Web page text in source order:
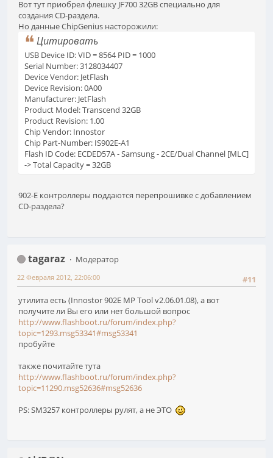
Вот тут приобрел флешку JF700 32GB специально для
создания CD-раздела.
Но данные ChipGenius насторожили:
Цитировать
USB Device ID: VID = 8564 PID = 1000
Serial Number: 3128034407
Device Vendor: JetFlash
Device Revision: 0A00
Manufacturer: JetFlash
Product Model: Transcend 32GB
Product Revision: 1.00
Chip Vendor: Innostor
Chip Part-Number: IS902E-A1
Flash ID Code: ECDED57A - Samsung - 2CE/Dual Channel [MLC]
-> Total Capacity = 32GB
902-Е контроллеры поддаются перепрошивке с добавлением
CD-раздела?
tagaraz
Модератор
#11
22 Февраля 2012, 22:06:00
утилита есть (Innostor 902E MP Tool v2.06.01.08), а вот
получите ли Вы его или нет большой вопрос
http://www.flashboot.ru/forum/index.php?
topic=1293.msg53341#msg53341
пробуйте
также почитайте тута
http://www.flashboot.ru/forum/index.php?
topic=11290.msg52636#msg52636
PS: SM3257 контроллеры рулят, а не ЭТО